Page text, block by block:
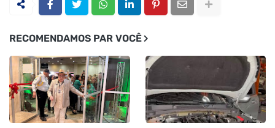
RECOMENDAMOS PAR VOCÊ